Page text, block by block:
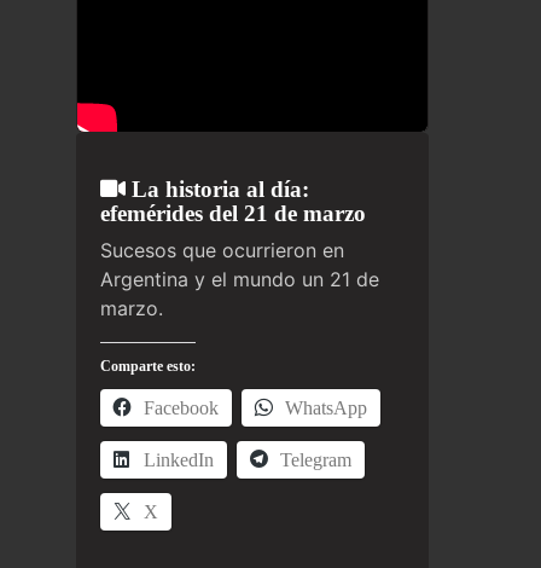
La historia al día:
efemérides del 21 de marzo
Sucesos que ocurrieron en
Argentina y el mundo un 21 de
marzo.
Comparte esto:
Facebook WhatsApp
LinkedIn Telegram
X